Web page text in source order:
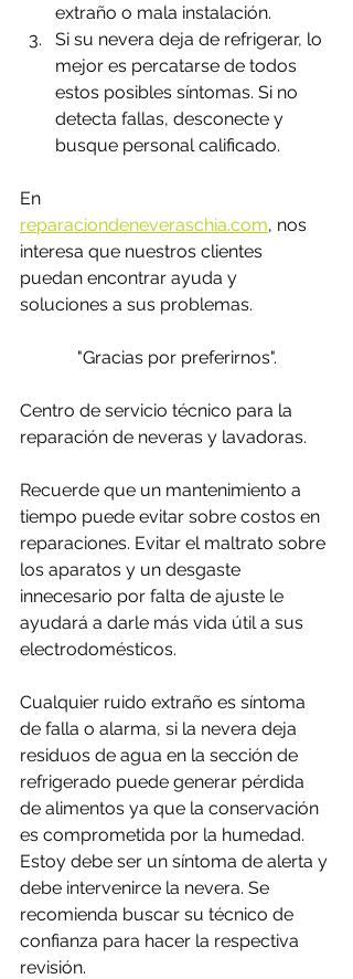
extraño o mala instalación.
Si su nevera deja de refrigerar, lo
mejor es percatarse de todos
estos posibles síntomas. Si no
detecta fallas, desconecte y
busque personal calificado.
En
reparaciondeneveraschia.com, nos
interesa que nuestros clientes
puedan encontrar ayuda y
soluciones a sus problemas.
"Gracias por preferirnos".
Centro de servicio técnico para la
reparación de neveras y lavadoras.
Recuerde que un mantenimiento a
tiempo puede evitar sobre costos en
reparaciones. Evitar el maltrato sobre
los aparatos y un desgaste
innecesario por falta de ajuste le
ayudará a darle más vida útil a sus
electrodomésticos.
Cualquier ruido extraño es síntoma
de falla o alarma, si la nevera deja
residuos de agua en la sección de
refrigerado puede generar pérdida
de alimentos ya que la conservación
es comprometida por la humedad.
Estoy debe ser un síntoma de alerta y
debe intervenirce la nevera. Se
recomienda buscar su técnico de
confianza para hacer la respectiva
revisión.